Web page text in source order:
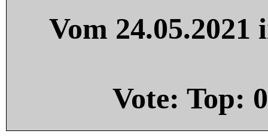
Vom
Vote: Top: 0